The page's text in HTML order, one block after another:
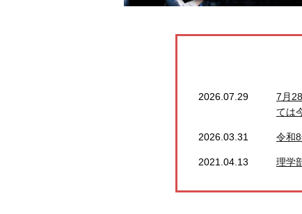
2026.07.29
7月
ては
2026.03.31 令和
2021.04.13 理学